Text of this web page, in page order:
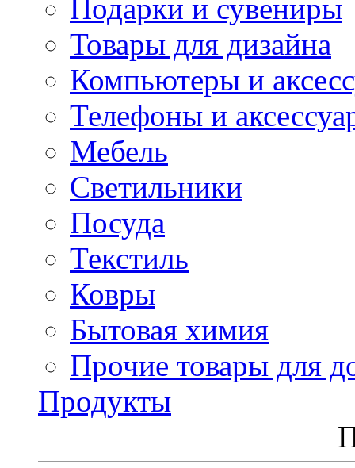
Подарки и сувениры
Товары для дизайна
Компьютеры и
Телефоны и
Мебель
Светильники
Посуда
Текстиль
Ковры
Бытовая химия
Прочие товары для
Продукты